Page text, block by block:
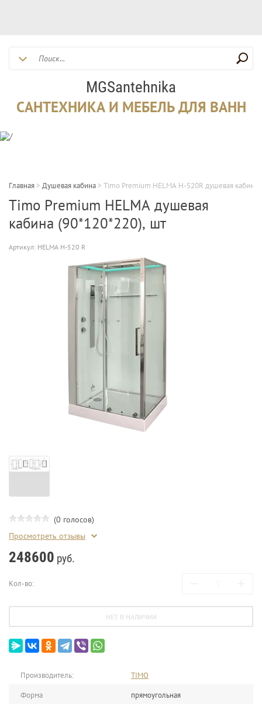
MGSantehnika
САНТЕХНИКА И МЕБЕЛЬ ДЛЯ ВАНН
Главная > Душевая кабина > Timo Premium HELMA Н-520R душевая кабина
Timo Premium HELMA душевая
кабина (90*120*220), шт
Артикул: HELMA Н-520 R
(0 голосов)
Просмотреть отзывы
248600 руб.
Кол-во:
НЕТ В НАЛИЧИИ
Производитель:
TIMO
Форма
прямоугольная